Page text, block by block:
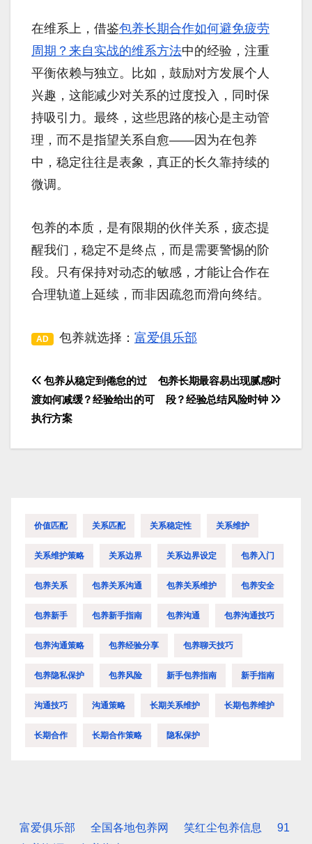
在维系上，借鉴包养长期合作如何避免疲劳
周期？来自实战的维系方法中的经验，注重
平衡依赖与独立。比如，鼓励对方发展个人
兴趣，这能减少对关系的过度投入，同时保
持吸引力。最终，这些思路的核心是主动管
理，而不是指望关系自愈——因为在包养
中，稳定往往是表象，真正的长久靠持续的
微调。
包养的本质，是有限期的伙伴关系，疲态提
醒我们，稳定不是终点，而是需要警惕的阶
段。只有保持对动态的敏感，才能让合作在
合理轨道上延续，而非因疏忽而滑向终结。
AD 包养就选择： 富爱俱乐部
文
章
包养长期最容易出现腻感时
段？经验总结风险时钟
包养从稳定到倦怠的过
渡如何减缓？经验给出的可
执行方案
价值匹配 关系匹配 关系稳定性 关系维护
关系维护策略 关系边界 关系边界设定 包养入门
包养关系 包养关系沟通 包养关系维护 包养安全
包养新手 包养新手指南 包养沟通 包养沟通技巧
包养沟通策略 包养经验分享 包养聊天技巧
包养隐私保护 包养风险 新手包养指南 新手指南
沟通技巧 沟通策略 长期关系维护 长期包养维护
长期合作 长期合作策略 隐私保护
富爱俱乐部 全国各地包养网 笑红尘包养信息
91